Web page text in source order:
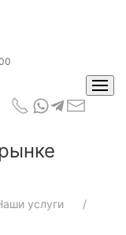
услуги